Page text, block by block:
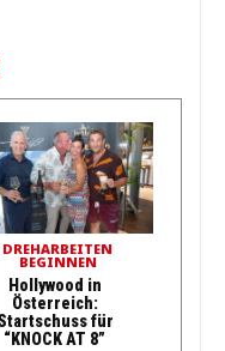
DREHARBEITEN
BEGINNEN
Hollywood in
Österreich:
für
“KNOCK AT 8”